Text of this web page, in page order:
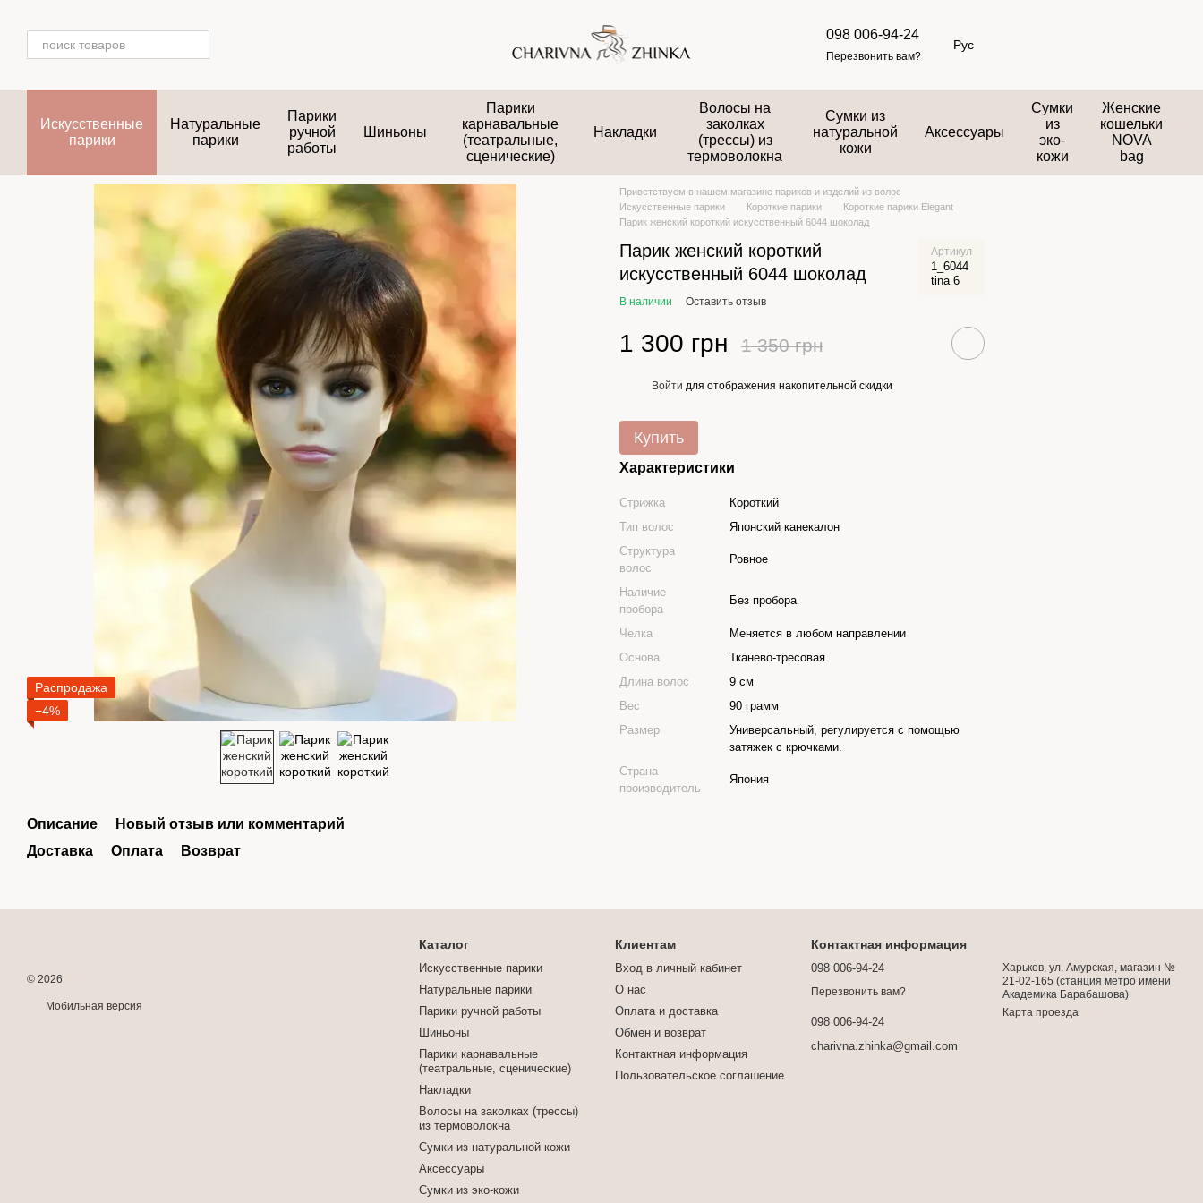
098 006-94-24
Перезвонить вам?
Рус
Искусственные
парики
Натуральные
парики
Парики
ручной
работы
Шиньоны
Парики
карнавальные
(театральные,
сценические)
Накладки
Волосы на
заколках
(трессы) из
термоволокна
Сумки из
натуральной
кожи
Аксессуары
Сумки
из
эко-
кожи
Женские
кошельки
NOVA
bag
Распродажа
−4%
Описание
Новый отзыв или комментарий
Доставка
Оплата Возврат
Приветствуем в нашем магазине париков и изделий из волос
Искусственные парики
Короткие парики
Короткие парики Elegant
Парик женский короткий искусственный 6044 шоколад
Парик женский короткий
искусственный 6044 шоколад
Артикул
1_6044
tina 6
В наличии Оставить отзыв
1 300 грн 1 350 грн
Войти для отображения накопительной скидки
Купить
Характеристики
Стрижка
Короткий
Тип волос
Японский канекалон
Структура
волос
Ровное
Наличие
пробора
Без пробора
Челка
Меняется в любом направлении
Основа
Тканево-тресовая
Длина волос
9 см
Вес
90 грамм
Размер
Универсальный, регулируется с помощью
затяжек с крючками.
Страна
производитель
Япония
© 2026
Мобильная версия
Каталог
Искусственные парики
Натуральные парики
Парики ручной работы
Шиньоны
Парики карнавальные
(театральные, сценические)
Накладки
Волосы на заколках (трессы)
из термоволокна
Сумки из натуральной кожи
Аксессуары
Сумки из эко-кожи
Клиентам
Вход в личный кабинет
О нас
Оплата и доставка
Обмен и возврат
Контактная информация
Пользовательское соглашение
Контактная информация
098 006-94-24
Перезвонить вам?
098 006-94-24
charivna.zhinka@gmail.com
Харьков, ул. Амурская, магазин №
21-02-165 (станция метро имени
Академика Барабашова)
Карта проезда